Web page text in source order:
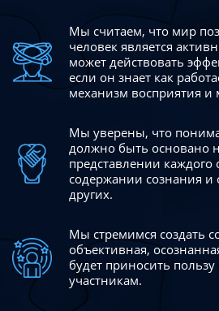
Мы считаем, что мир
человек является
может действовать
если он знает как
механизм восприятия
Мы уверены, что
должно быть основано
представлении каждого
содержании сознания и
других.
Мы стремимся создать
объективная,
будет приносить пользу
участникам.